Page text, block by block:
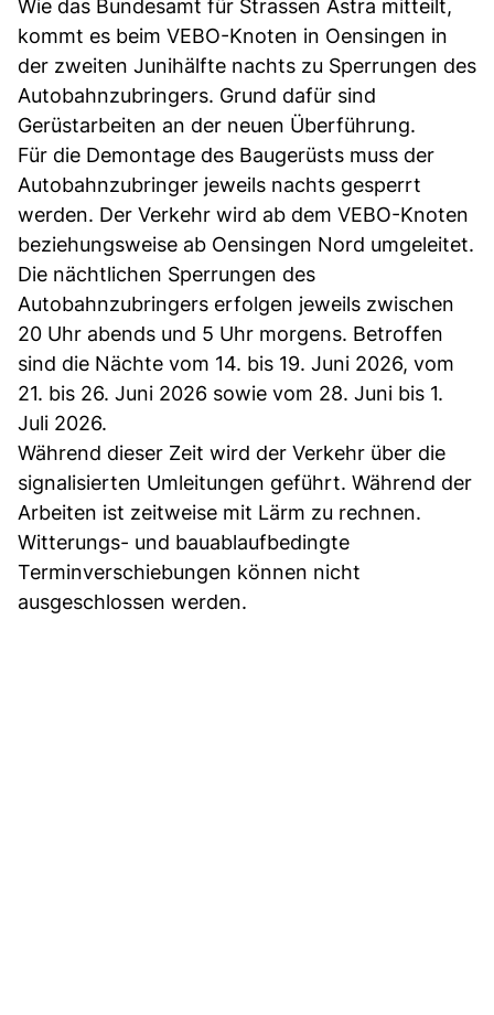
Wie das Bundesamt für Strassen Astra mitteilt,
kommt es beim VEBO-Knoten in Oensingen in
der zweiten Junihälfte nachts zu Sperrungen des
Autobahnzubringers. Grund dafür sind
Gerüstarbeiten an der neuen Überführung.
Für die Demontage des Baugerüsts muss der
Autobahnzubringer jeweils nachts gesperrt
werden. Der Verkehr wird ab dem VEBO-Knoten
beziehungsweise ab Oensingen Nord umgeleitet.
Die nächtlichen Sperrungen des
Autobahnzubringers erfolgen jeweils zwischen
20 Uhr abends und 5 Uhr morgens. Betroffen
sind die Nächte vom 14. bis 19. Juni 2026, vom
21. bis 26. Juni 2026 sowie vom 28. Juni bis 1.
Juli 2026.
Während dieser Zeit wird der Verkehr über die
signalisierten Umleitungen geführt. Während der
Arbeiten ist zeitweise mit Lärm zu rechnen.
Witterungs- und bauablaufbedingte
Terminverschiebungen können nicht
ausgeschlossen werden.